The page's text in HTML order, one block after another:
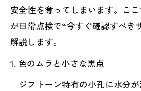
安全性を奪ってしまいます。こ
が日常点検で“今すぐ確認すべき
解説します。
1. 色のムラと小さな黒点
ジプトーン特有の小孔に水分